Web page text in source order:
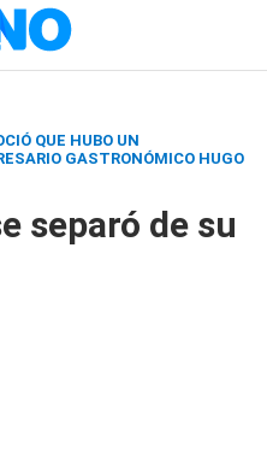
QUE HUBO UN
GASTRONÓMICO HUGO
separó de su